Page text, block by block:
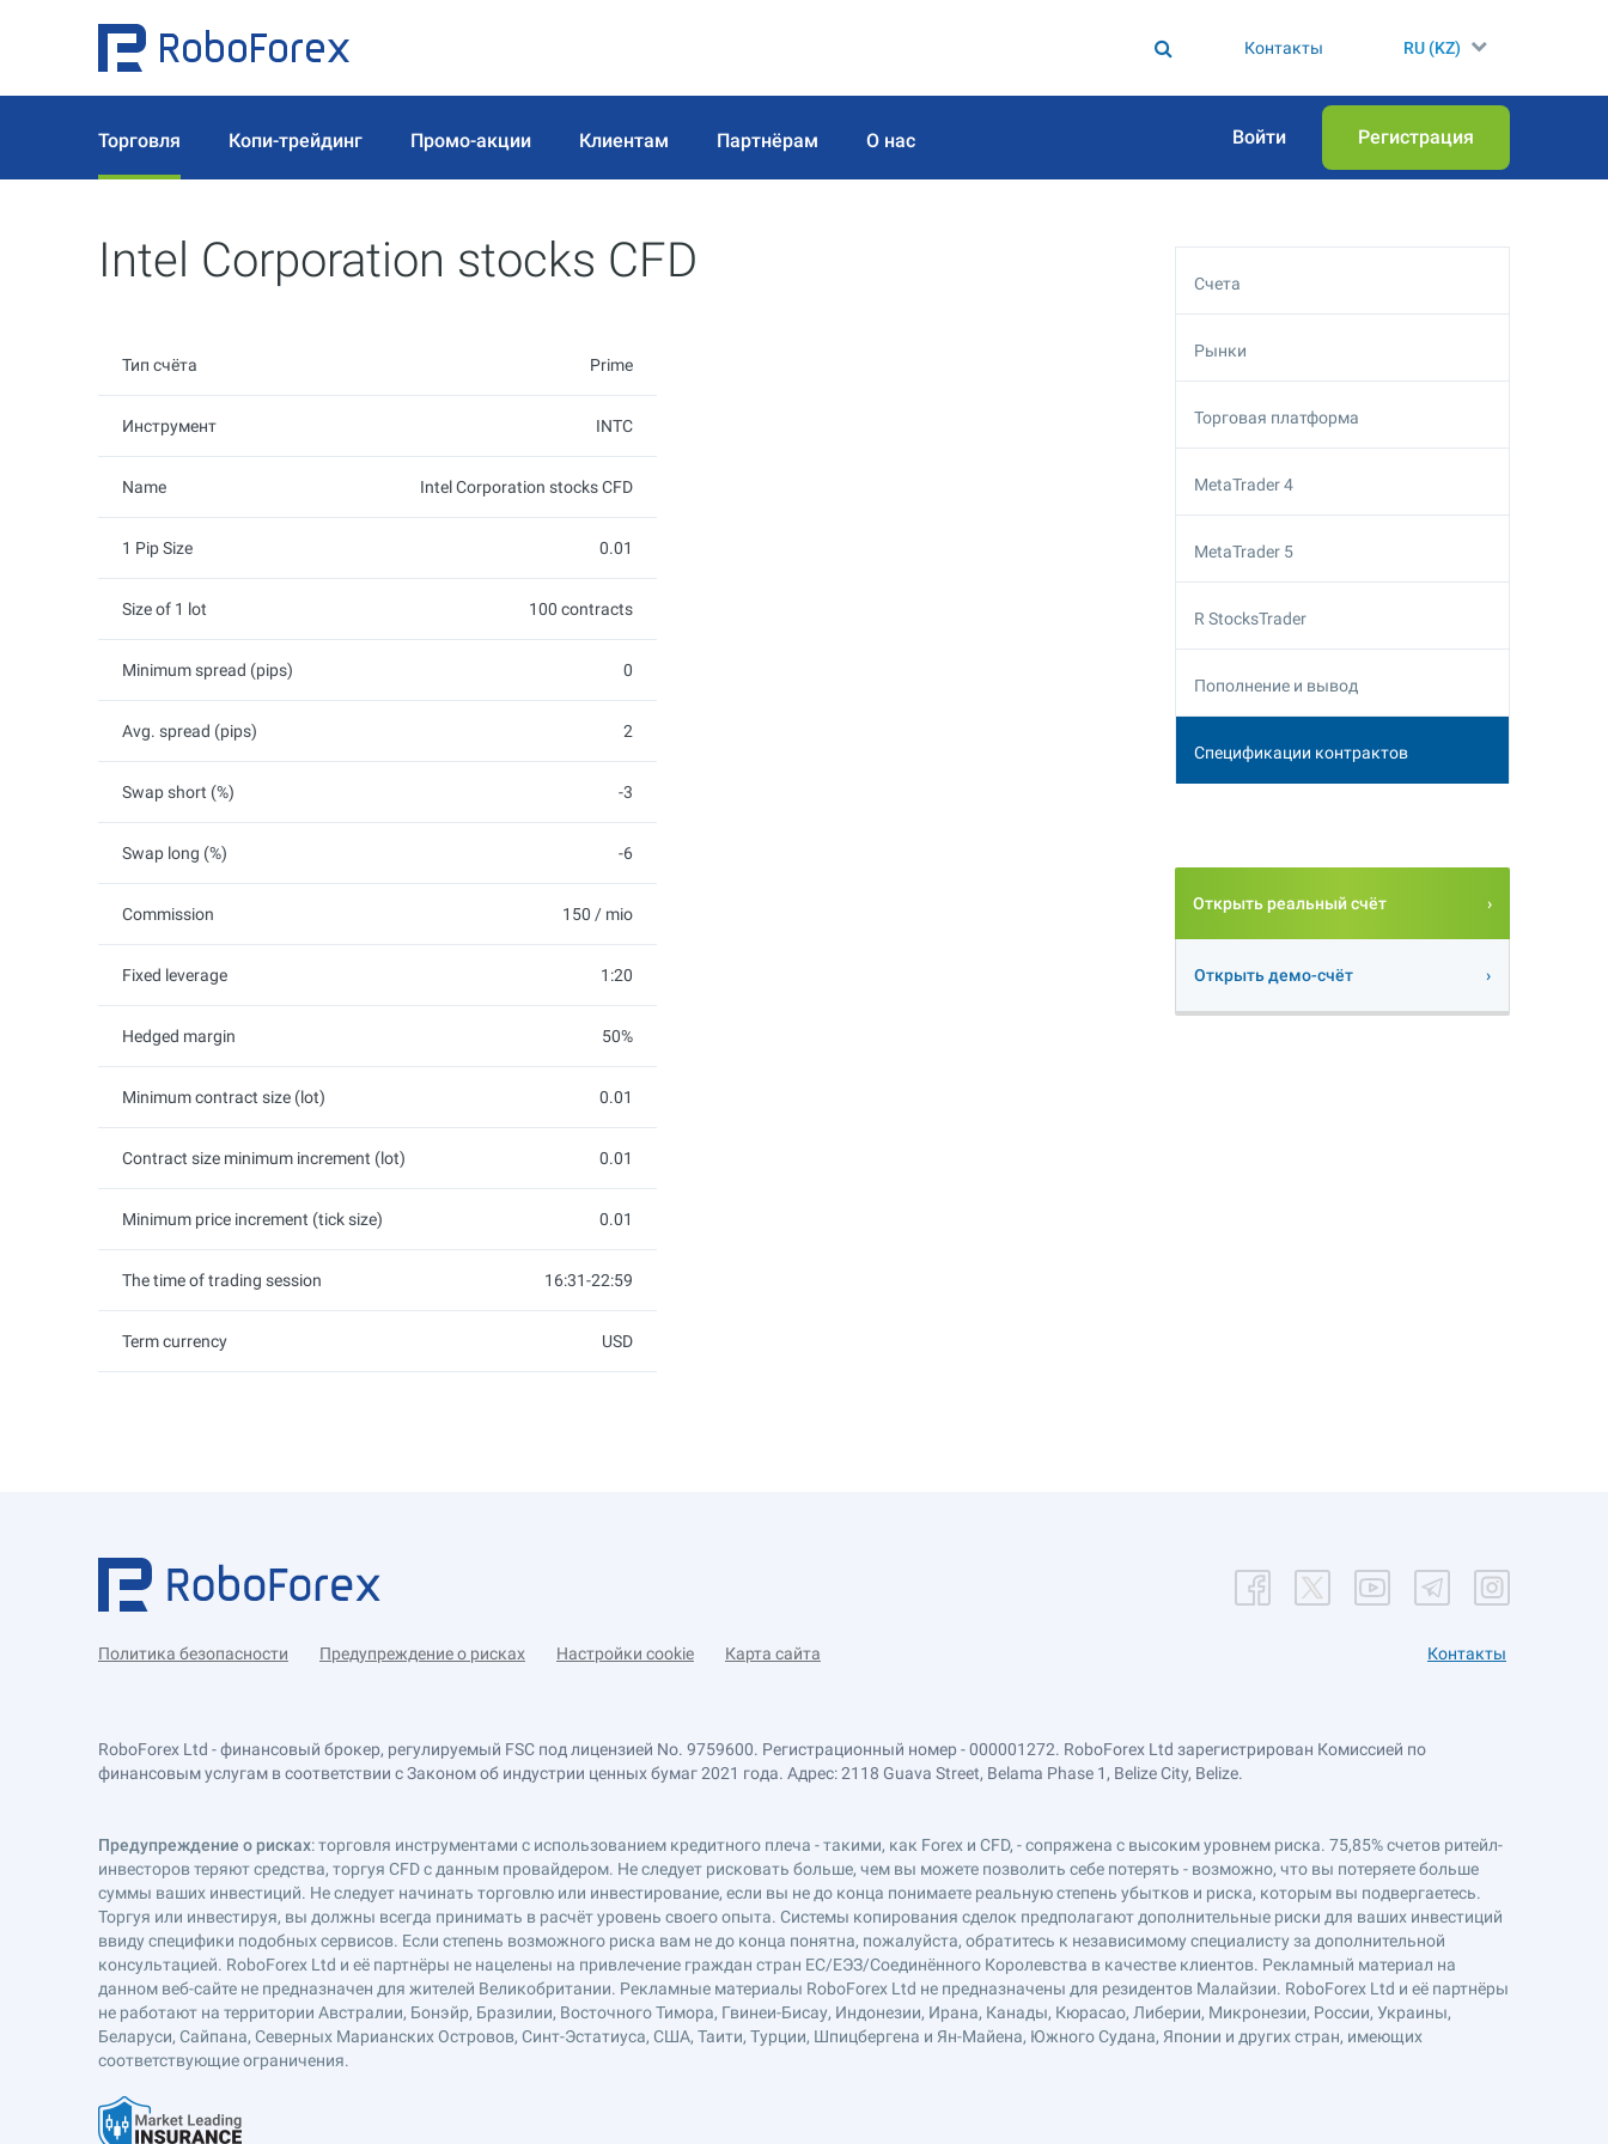
Контакты RU (KZ)
Торговля Копи-трейдинг Промо-акции Клиентам Партнёрам О нас Войти Регистрация
Intel Corporation stocks CFD
Тип счёта Prime
Инструмент INTC
Name Intel Corporation stocks CFD
1 Pip Size 0.01
Size of 1 lot 100 contracts
Minimum spread (pips) 0
Avg. spread (pips) 2
Swap short (%) -3
Swap long (%) -6
Commission 150 / mio
Fixed leverage 1:20
Hedged margin 50%
Minimum contract size (lot) 0.01
Contract size minimum increment (lot) 0.01
Minimum price increment (tick size) 0.01
The time of trading session 16:31-22:59
Term currency USD
Счета
Рынки
Торговая платформа
MetaTrader 4
MetaTrader 5
R StocksTrader
Пополнение и вывод
Спецификации контрактов
Открыть реальный счёт
Открыть демо-счёт
Политика безопасности Предупреждение о рисках Настройки cookie Карта сайта Контакты
RoboForex Ltd - финансовый брокер, регулируемый FSC под лицензией No. 9759600. Регистрационный номер - 000001272. RoboForex Ltd зарегистрирован Комиссией по
финансовым услугам в соответствии с Законом об индустрии ценных бумаг 2021 года. Адрес: 2118 Guava Street, Belama Phase 1, Belize City, Belize.
Предупреждение о рисках: торговля инструментами с использованием кредитного плеча - такими, как Forex и CFD, - сопряжена с высоким уровнем риска. 75,85% счетов ритейл-
инвесторов теряют средства, торгуя CFD с данным провайдером. Не следует рисковать больше, чем вы можете позволить себе потерять - возможно, что вы потеряете больше
суммы ваших инвестиций. Не следует начинать торговлю или инвестирование, если вы не до конца понимаете реальную степень убытков и риска, которым вы подвергаетесь.
Торгуя или инвестируя, вы должны всегда принимать в расчёт уровень своего опыта. Системы копирования сделок предполагают дополнительные риски для ваших инвестиций
ввиду специфики подобных сервисов. Если степень возможного риска вам не до конца понятна, пожалуйста, обратитесь к независимому специалисту за дополнительной
консультацией. RoboForex Ltd и её партнёры не нацелены на привлечение граждан стран ЕС/ЕЭЗ/Соединённого Королевства в качестве клиентов. Рекламный материал на
данном веб-сайте не предназначен для жителей Великобритании. Рекламные материалы RoboForex Ltd не предназначены для резидентов Малайзии. RoboForex Ltd и её партнёры
не работают на территории Австралии, Бонэйр, Бразилии, Восточного Тимора, Гвинеи-Бисау, Индонезии, Ирана, Канады, Кюрасао, Либерии, Микронезии, России, Украины,
Беларуси, Сайпана, Северных Марианских Островов, Синт-Эстатиуса, США, Таити, Турции, Шпицбергена и Ян-Майена, Южного Судана, Японии и других стран, имеющих
соответствующие ограничения.